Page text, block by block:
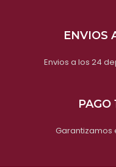
ENVIOS
Envios a los 24
PAGO
Garantizamos